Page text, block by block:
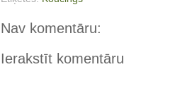
Nav komentāru:
Ierakstīt komentāru